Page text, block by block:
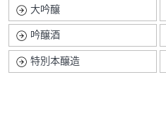
大吟醸
吟醸酒
特別本醸造